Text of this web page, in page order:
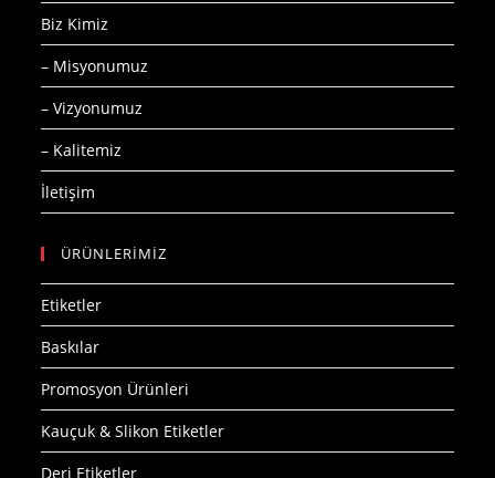
Biz Kimiz
– Misyonumuz
– Vizyonumuz
– Kalitemiz
İletişim
ÜRÜNLERİMİZ
Etiketler
Baskılar
Promosyon Ürünleri
Kauçuk & Slikon Etiketler
Deri Etiketler